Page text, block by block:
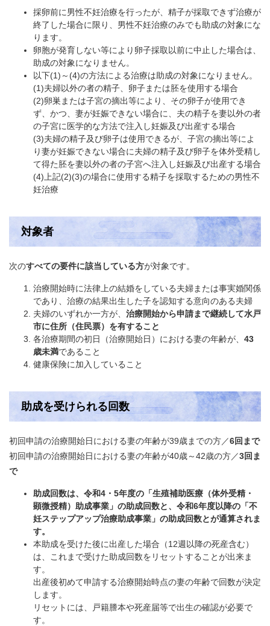
採卵前に男性不妊治療を行ったが、精子が採取できず治療が
終了した場合に限り、男性不妊治療のみでも助成の対象にな
ります。
卵胞が発育しない等により卵子採取以前に中止した場合は、
助成の対象になりません。
以下(1)～(4)の方法による治療は助成の対象になりません。
(1)夫婦以外の者の精子、卵子または胚を使用する場合
(2)卵巣または子宮の摘出等により、その卵子が使用でき
ず、かつ、妻が妊娠できない場合に、夫の精子を妻以外の者
の子宮に医学的な方法で注入し妊娠及び出産する場合
(3)夫婦の精子及び卵子は使用できるが、子宮の摘出等によ
り妻が妊娠できない場合に夫婦の精子及び卵子を体外受精し
て得た胚を妻以外の者の子宮へ注入し妊娠及び出産する場合
(4)上記(2)(3)の場合に使用する精子を採取するための男性不
妊治療
対象者
次のすべての要件に該当している方が対象です。
治療開始時に法律上の結婚をしている夫婦または事実婚関係
であり、治療の結果出生した子を認知する意向のある夫婦
夫婦のいずれか一方が、 治療開始から申請まで継続して水戸
市に住所（住民票）を有すること
各治療期間の初日（治療開始日）における妻の年齢が、 43
歳未満であること
健康保険に加入していること
助成を受けられる回数
初回申請の治療開始日における妻の年齢が39歳までの方／6回まで
​初回申請の治療開始日における妻の年齢が40歳～42歳の方／3回ま
で
助成回数は、令和4・5年度の「生殖補助医療（体外受精・
顕微授精）助成事業」の助成回数と、令和6年度以降の「不
妊ステップアップ治療助成事業」の助成回数とが通算されま
す。
本助成を受けた後に出産した場合（12週以降の死産含む）
は、これまで受けた助成回数をリセットすることが出来ま
す。
出産後初めて申請する治療開始時点の妻の年齢で回数が決定
します。
リセットには、戸籍謄本や死産届等で出生の確認が必要で
す。